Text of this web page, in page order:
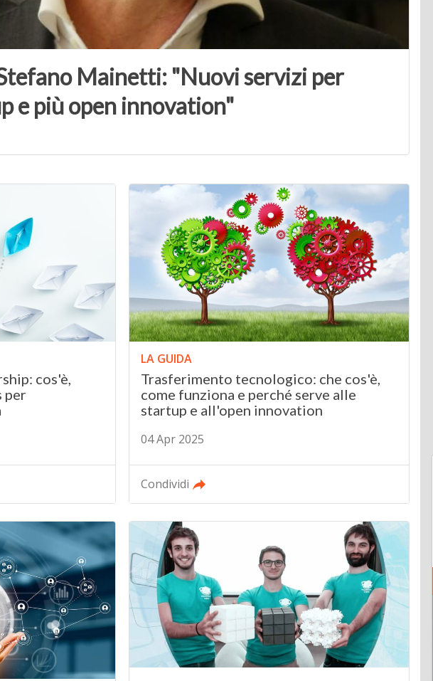
Mainetti: "Nuovi servizi per
e più open innovation"
cos'è,
per
LA GUIDA
Trasferimento tecnologico: che cos'è,
come funziona e perché serve alle
startup e all'open innovation
04 Apr 2025
Condividi